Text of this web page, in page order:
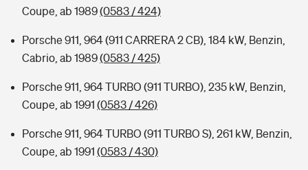
Coupe, ab 1989(0583 / 424)
Porsche 911, 964 (911 CARRERA 2 CB), 184 kW, Benzin,
Cabrio, ab 1989(0583 / 425)
Porsche 911, 964 TURBO (911 TURBO), 235 kW, Benzin,
Coupe, ab 1991 (0583 / 426)
Porsche 911, 964 TURBO (911 TURBO S), 261 kW, Benzin,
Coupe, ab 1991 (0583 / 430)